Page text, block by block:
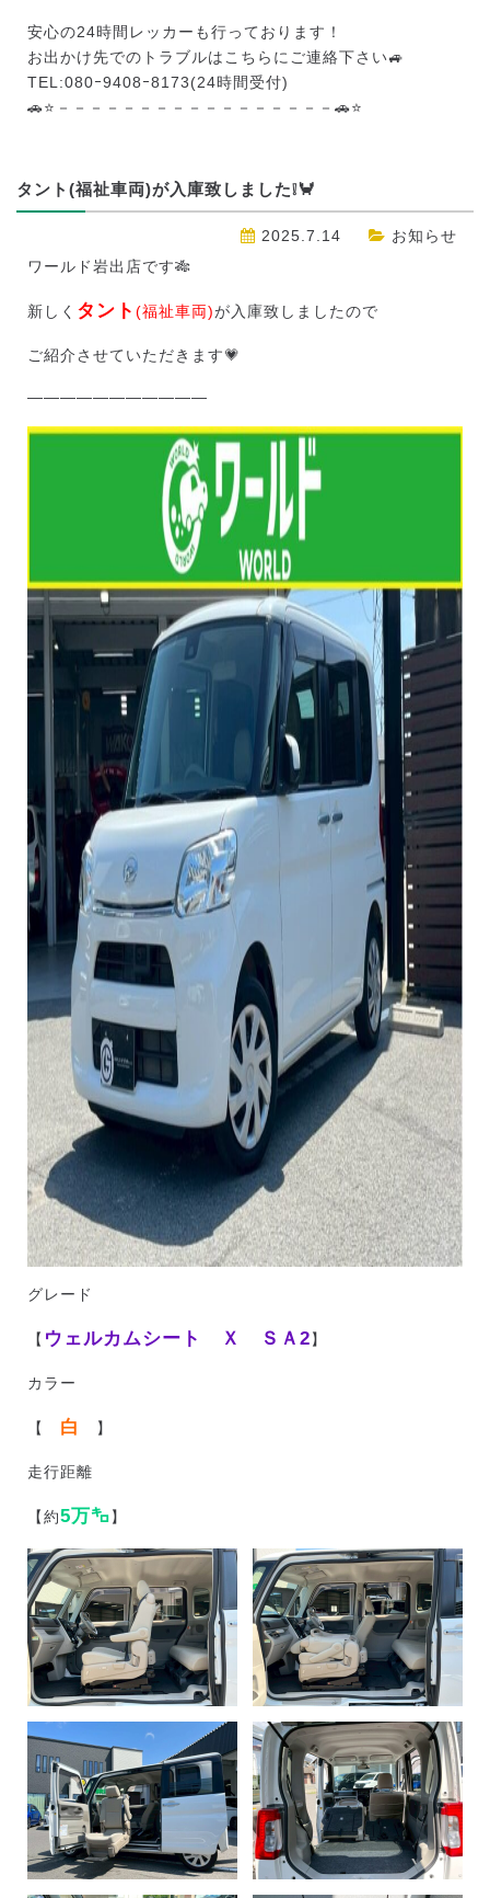
安心の24時間レッカーも行っております！
お出かけ先でのトラブルはこちらにご連絡下さい🚙
TEL:080ｰ9408ｰ8173(24時間受付)
🚗⭐－－－－－－－－－－－－－－－－－🚗⭐
タント(福祉車両)が入庫致しました❕🦀
2025.7.14
お知らせ
ワールド岩出店です🎋
新しく タント (福祉車両)が入庫致しましたので
ご紹介させていただきます💗
———————————
グレード
【 ウェルカムシート Ｘ ＳＡ2】
カラー
【 白 】
走行距離
【約5万㌔】